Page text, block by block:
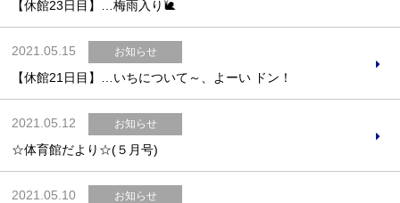
【休館23日目】…梅雨入り🐌
2021.05.15 お知らせ
【休館21日目】…いちについて～、よーい ドン！
2021.05.12 お知らせ
☆体育館だより☆(５月号)
2021.05.10 お知らせ